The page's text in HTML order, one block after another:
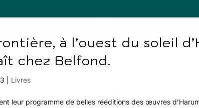
à l’ouest du soleil
chez Belfond.
Livres
leur programme de belles rééditions des œuvres